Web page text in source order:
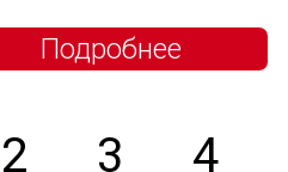
Подробнее
2 3
4